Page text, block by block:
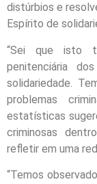
distúrbios e
Espírito de
“Sei que isto
penitenciária
solidariedade.
problemas
estatísticas
criminosas
refletir em uma
“Temos